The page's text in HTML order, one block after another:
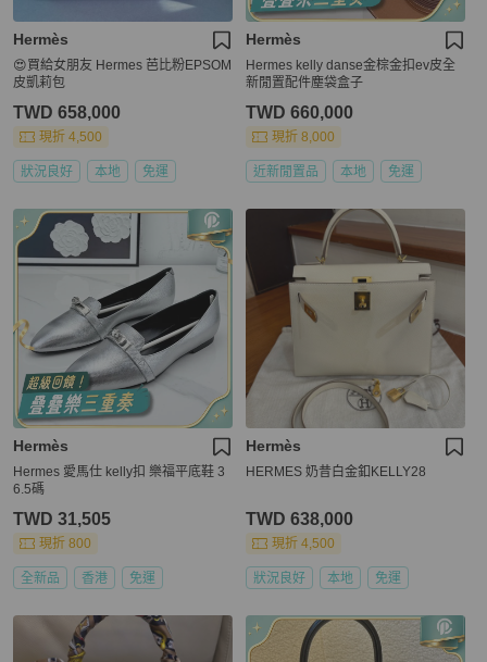
Hermès
😍買給女朋友 Hermes 芭比粉EPSOM
皮凱莉包
TWD 658,000
現折 4,500
狀況良好 本地 免運
Hermès
Hermes kelly danse金棕金扣ev皮全
新閒置配件塵袋盒子
TWD 660,000
現折 8,000
近新閒置品 本地 免運
Hermès
Hermes 愛馬仕 kelly扣 樂福平底鞋 3
6.5碼
TWD 31,505
現折 800
全新品 香港 免運
Hermès
HERMES 奶昔白金釦KELLY28
TWD 638,000
現折 4,500
狀況良好 本地 免運